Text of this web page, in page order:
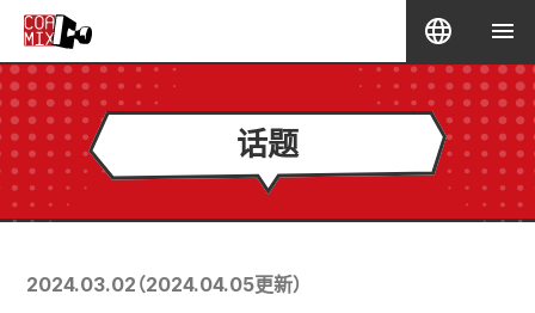
话题
2024.03.02 （2024.04.05更新）